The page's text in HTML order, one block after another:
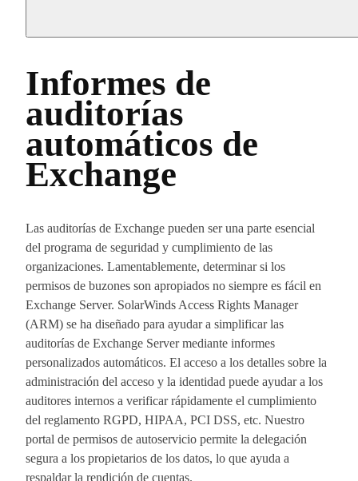
Informes de
auditorías
automáticos de
Exchange
Las auditorías de Exchange pueden ser una parte esencial
del programa de seguridad y cumplimiento de las
organizaciones. Lamentablemente, determinar si los
permisos de buzones son apropiados no siempre es fácil en
Exchange Server. SolarWinds Access Rights Manager
(ARM) se ha diseñado para ayudar a simplificar las
auditorías de Exchange Server mediante informes
personalizados automáticos. El acceso a los detalles sobre la
administración del acceso y la identidad puede ayudar a los
auditores internos a verificar rápidamente el cumplimiento
del reglamento RGPD, HIPAA, PCI DSS, etc. Nuestro
portal de permisos de autoservicio permite la delegación
segura a los propietarios de los datos, lo que ayuda a
respaldar la rendición de cuentas.